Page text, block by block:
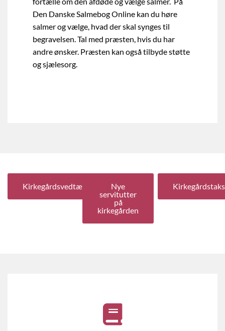
Den Danske Salmebog Online kan du høre
salmer og vælge, hvad der skal synges til
begravelsen. Tal med præsten, hvis du har
andre ønsker. Præsten kan også tilbyde støtte
og sjælesorg.
Kirkegårdsvedtægter
Nye
servitutter
på
kirkegården